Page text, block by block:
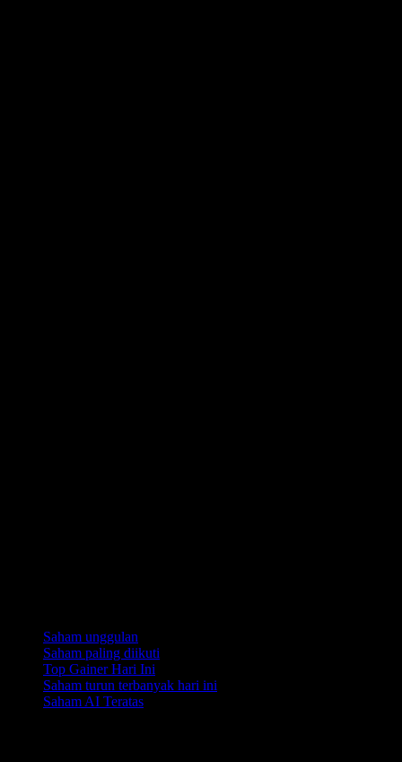
Saham unggulan
Saham paling diikuti
Top Gainer Hari Ini
Saham turun terbanyak hari ini
Saham AI Teratas